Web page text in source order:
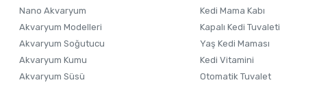
Nano Akvaryum
Akvaryum Modelleri
Akvaryum Soğutucu
Akvaryum Kumu
Akvaryum Süsü
Kedi Mama Kabı
Kapalı Kedi Tuvaleti
Yaş Kedi Maması
Kedi Vitamini
Otomatik Tuvalet